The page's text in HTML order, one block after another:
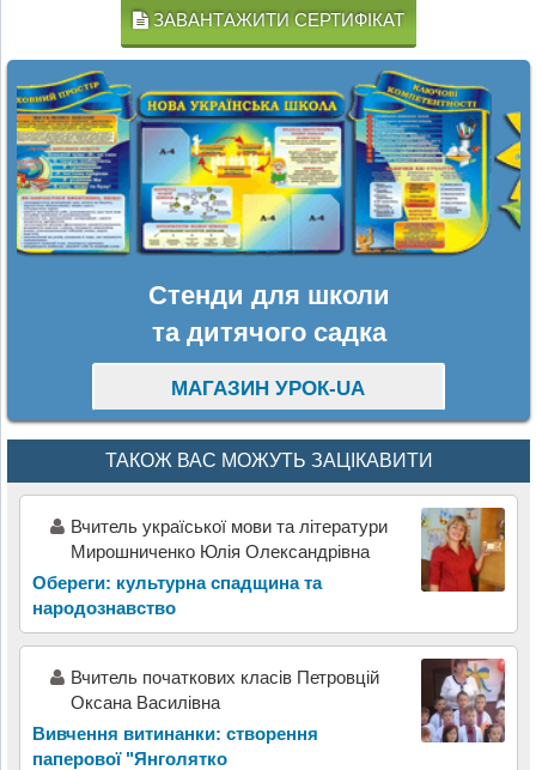
ЗАВАНТАЖИТИ СЕРТИФІКАТ
Стенди для школи
та дитячого садка
МАГАЗИН УРОК-UA
ТАКОЖ ВАС МОЖУТЬ ЗАЦІКАВИТИ
Вчитель україської мови та літератури
Мирошниченко Юлія Олександрівна
Обереги: культурна спадщина та
народознавство
Вчитель початкових класів Петровцій
Оксана Василівна
Вивчення витинанки: створення
паперової "Янголятко